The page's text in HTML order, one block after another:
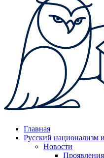
Главная
Русский национализм
Новости